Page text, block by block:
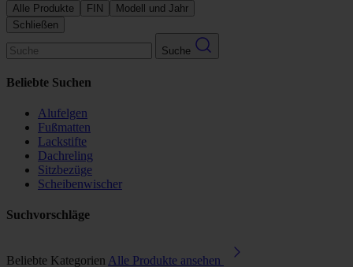
Alle Produkte FIN
Modell und Jahr
Schließen
Suche
Beliebte Suchen
Alufelgen
Fußmatten
Lackstifte
Dachreling
Sitzbezüge
Scheibenwischer
Suchvorschläge
Beliebte Kategorien Alle Produkte ansehen